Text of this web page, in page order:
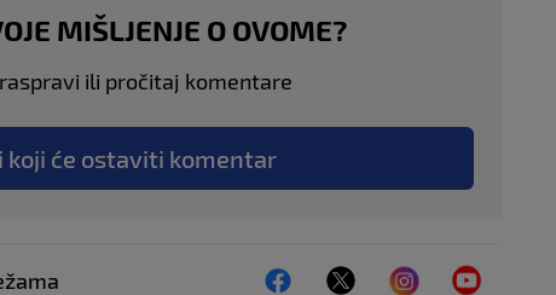
MIŠLJENJE O OVOME?
ili pročitaj komentare
koji će ostaviti komentar